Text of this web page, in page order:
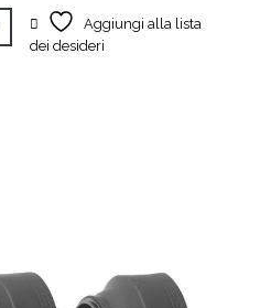
prezzo
attuale
Aggiungi alla lista
dei desideri